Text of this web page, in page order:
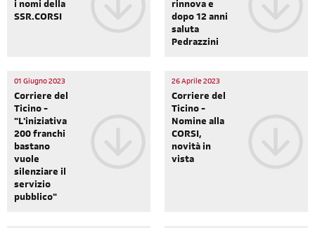
i nomi della
SSR.CORSI
rinnova e
dopo 12 anni
saluta
Pedrazzini
01 Giugno 2023
Corriere del
Ticino -
"L'iniziativa
200 franchi
bastano
vuole
silenziare il
servizio
pubblico"
26 Aprile 2023
Corriere del
Ticino -
Nomine alla
CORSI,
novità in
vista